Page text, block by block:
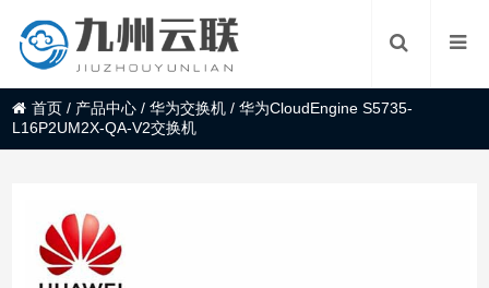
首页 / 产品中心 /华为交换机 /华为CloudEngine S5735-
L16P2UM2X-QA-V2交换机